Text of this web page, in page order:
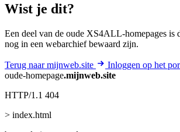
Wist je dit?
Een deel van de oude XS4ALL-homepages
nog in een webarchief bewaard zijn.
Terug naar mijnweb.site
Inloggen op het
oude-homepage.mijnweb.site
HTTP/1.1 404
> index.html